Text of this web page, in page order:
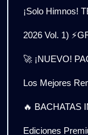
¡Solo Himnos!
2026 Vol. 1)
🚀 ¡NUEVO!
Los Mejores
🔥 BACHATAS
Ediciones